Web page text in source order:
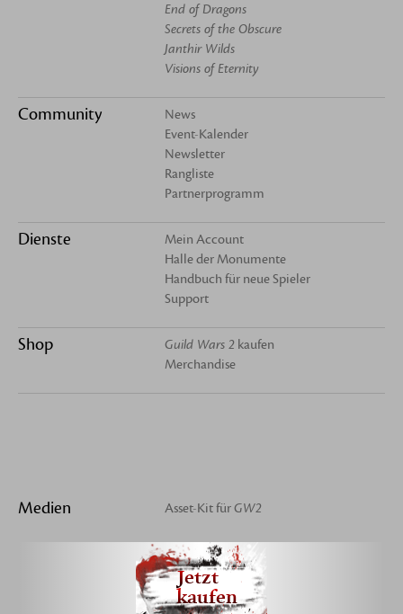
End of Dragons
Secrets of the Obscure
Janthir Wilds
Visions of Eternity
Community
News
Event-Kalender
Newsletter
Rangliste
Partnerprogramm
Dienste
Mein Account
Halle der Monumente
Handbuch für neue Spieler
Support
Shop Guild Wars 2 kaufen
Merchandise
Medien Asset-Kit fürGW2
Jetzt
kaufen